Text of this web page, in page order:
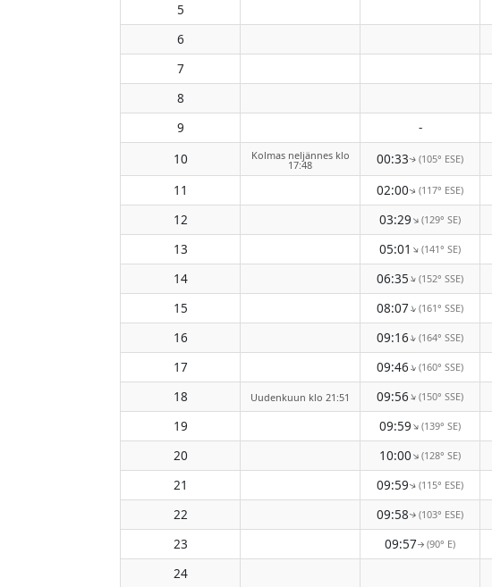
5
6
7
8
9
-
10
Kolmas neljännes klo
17:48 00:33↑(105° ESE)
11
02:00↑(117° ESE)
12
03:29↑(129° SE)
13
05:01↑(141° SE)
14
06:35↑(152° SSE)
15
08:07↑ (161° SSE)
16
09:16↑ (164° SSE)
17
09:46↑ (160° SSE)
18
Uudenkuun klo 21:51 09:56↑(150° SSE)
19
09:59↑(139° SE)
20
10:00↑(128° SE)
21
09:59↑(115° ESE)
22
09:58↑(103° ESE)
23
09:57↑ (90° E)
24